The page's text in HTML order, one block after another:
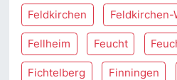
Feldkirchen Feldkirchen-
Fellheim Feucht
Fichtelberg Finningen